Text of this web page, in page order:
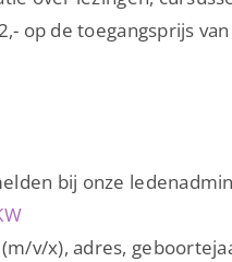
op de toegangsprijs van
bij onze
v/x), adres,